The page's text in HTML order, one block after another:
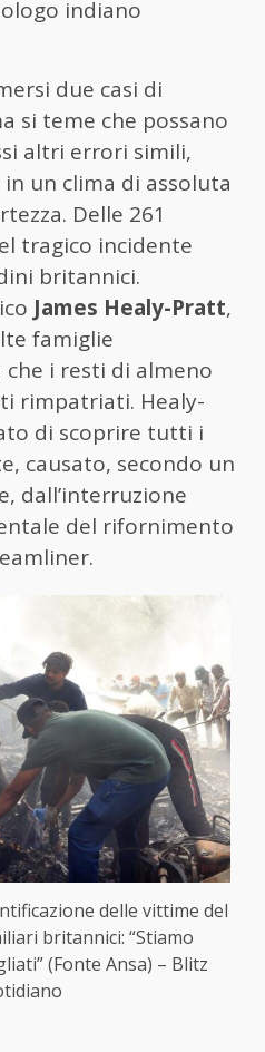
indiano
due casi di
si teme che possano
altri errori simili,
un clima di assoluta
Delle 261
tragico incidente
britannici.
James Healy-Pratt,
famiglie
i resti di almeno
rimpatriati. Healy-
di scoprire tutti i
causato, secondo un
dall’interruzione
del rifornimento
delle vittime del
britannici: “Stiamo
(Fonte Ansa) – Blitz